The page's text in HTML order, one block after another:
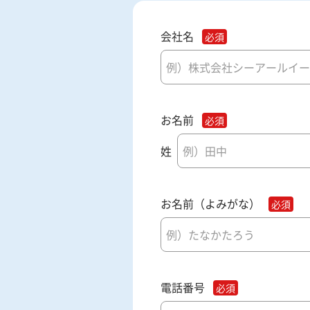
会社名
お名前
姓
お名前（よみがな）
電話番号